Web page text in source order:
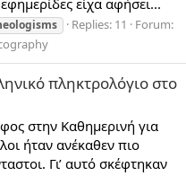
Replies: 11
Forum:
πληκτρολόγιο στο
στην Καθημερινή για
ήταν ανέκαθεν πιο
Γι’ αυτό σκέφτηκαν